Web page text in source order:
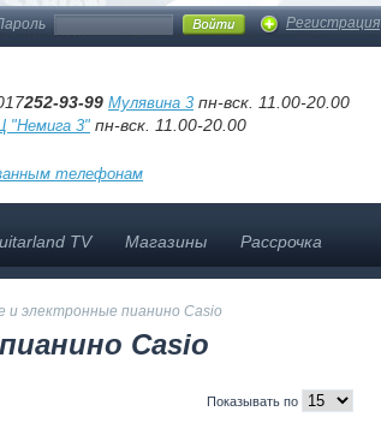
Регистрация
252-93-99 Мулявина 3 пн-вск. 11.00-20.00
"Немига 3" пн-вск. 11.00-20.00
телефонам
TV Магазины Рассрочка
и электронные пианино Casio
Casio
Показывать по